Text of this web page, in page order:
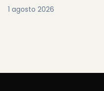
1 agosto 2026